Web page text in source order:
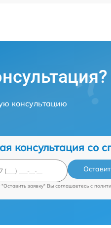
консультацию
консультация со
заявку" Вы соглашаетесь c